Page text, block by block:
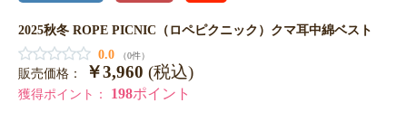
2025秋冬 ROPE PICNIC（ロペピクニック）クマ耳中綿ベスト
0.0
（0件）
販売価格： ￥3,960 (税込)
獲得ポイント： 198ポイント